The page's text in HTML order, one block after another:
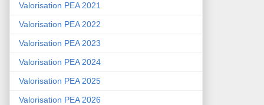
Valorisation PEA 2021
Valorisation PEA 2022
Valorisation PEA 2023
Valorisation PEA 2024
Valorisation PEA 2025
Valorisation PEA 2026